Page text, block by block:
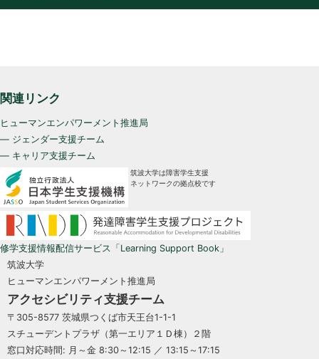
関連リンク
ヒューマンエンパワーメント推進局
— ジェンダー支援チーム
— キャリア支援チーム
筑波大学は障害学生支援
ネットワークの拠点校です
修学支援情報配信サービス「Learning Support Book」
筑波大学
ヒューマンエンパワーメント推進局
アクセシビリティ支援チーム
〒305-8577 茨城県つくば市天王台1-1-1
スチューデントプラザ（第一エリア１Ｄ棟）２階
窓口対応時間: 月～金 8:30～12:15 ／ 13:15～17:15